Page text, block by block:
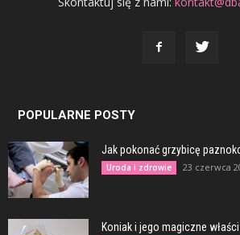
POPULARNE POSTY
Jak pokonać grzybicę
Uroda i zdrowie 23 czerwca
Koniak i jego magiczne